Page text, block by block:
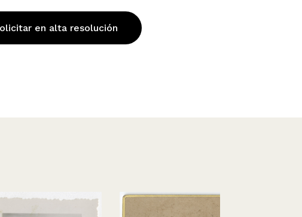
en alta resolución